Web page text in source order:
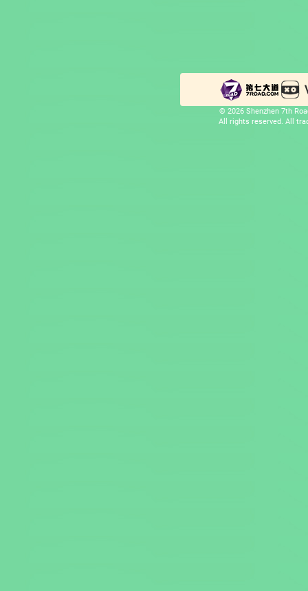
© 2026 Shenzhen 7th
All rights reserved. All